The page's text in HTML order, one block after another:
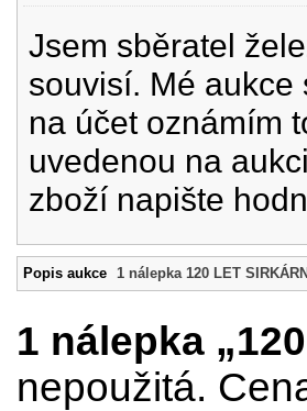
Jsem sběratel
souvisí. Mé
na účet oznámím
uvedenou na
zboží napište
Popis aukce 1 nálepka 120 LET
1 nálepka
nepoužitá.